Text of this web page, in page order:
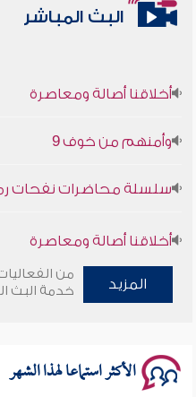
البث المباشر
أخلاقنا أصالة ومعاصرة
وأمنهم من خوف 9
سلسلة محاضرات نفحات
أخلاقنا أصالة ومعاصرة
وأمنهم من خوف 9
المزيد
من
خدمة البث
الأكثر استماعا لهذا الشهر